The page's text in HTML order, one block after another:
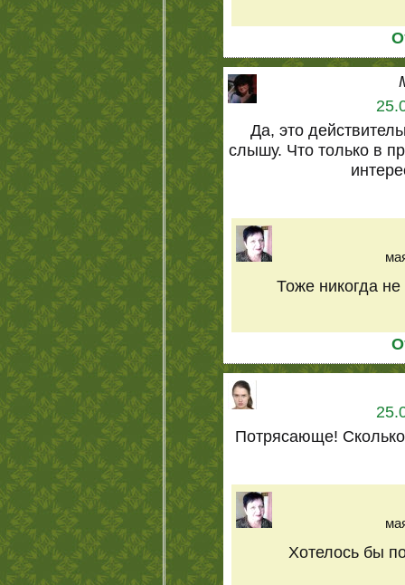
Да, это
слышу. Что только в
Тоже никогда
Потрясающе!
Хотелось бы